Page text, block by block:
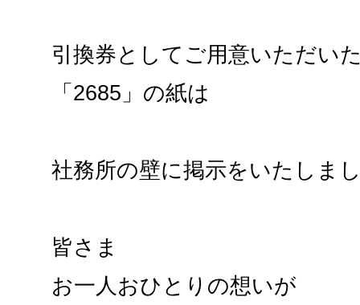
引換券としてご用意いただい
「2685」の紙は
社務所の壁に掲示をいたしま
皆さま
お一人おひとりの想いが